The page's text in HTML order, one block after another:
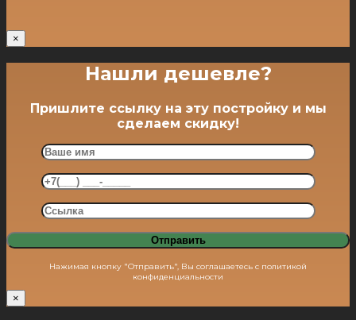
×
Нашли дешевле?
Пришлите ссылку на эту постройку и мы
сделаем скидку!
Нажимая кнопку "Отправить", Вы соглашаетесь с политикой
конфиденциальности
×